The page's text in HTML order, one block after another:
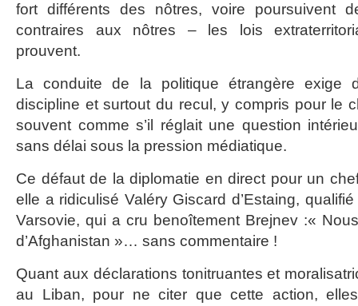
fort différents des nôtres, voire poursuivent
contraires aux nôtres – les lois
prouvent.
La conduite de la politique étrangère exige
discipline et surtout du recul, y compris pour le
souvent comme s’il réglait une question
sans délai sous la pression médiatique.
Ce défaut de la diplomatie en direct pour un
elle a ridiculisé Valéry Giscard d’Estaing,
Varsovie, qui a cru benoîtement Brejnev :«
d’Afghanistan »… sans commentaire !
Quant aux déclarations tonitruantes et
au Liban, pour ne citer que cette action,